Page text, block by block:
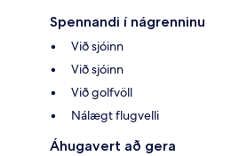
Spennandi í nágrenninu
Við sjóinn
Við sjóinn
Við golfvöll
Nálægt flugvelli
Áhugavert að gera